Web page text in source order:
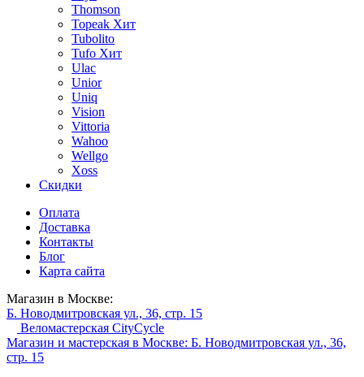
Thomson
Topeak Хит
Tubolito
Tufo Хит
Ulac
Unior
Uniq
Vision
Vittoria
Wahoo
Wellgo
Xoss
Скидки
Оплата
Доставка
Контакты
Блог
Карта сайта
Магазин в Москве:
Б. Новодмитровская ул., 36, стр. 15
Веломастерская CityCycle
Магазин и мастерская в Москве: Б. Новодмитровская ул., 36,
стр. 15